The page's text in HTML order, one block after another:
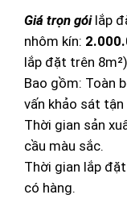
Giá trọn góilắp
nhôm kín:
lắp đặt trên
Bao gồm: Toàn
vấn khảo sát tận
Thời gian sản
cầu màu sắc.
Thời gian lắp
có hàng.